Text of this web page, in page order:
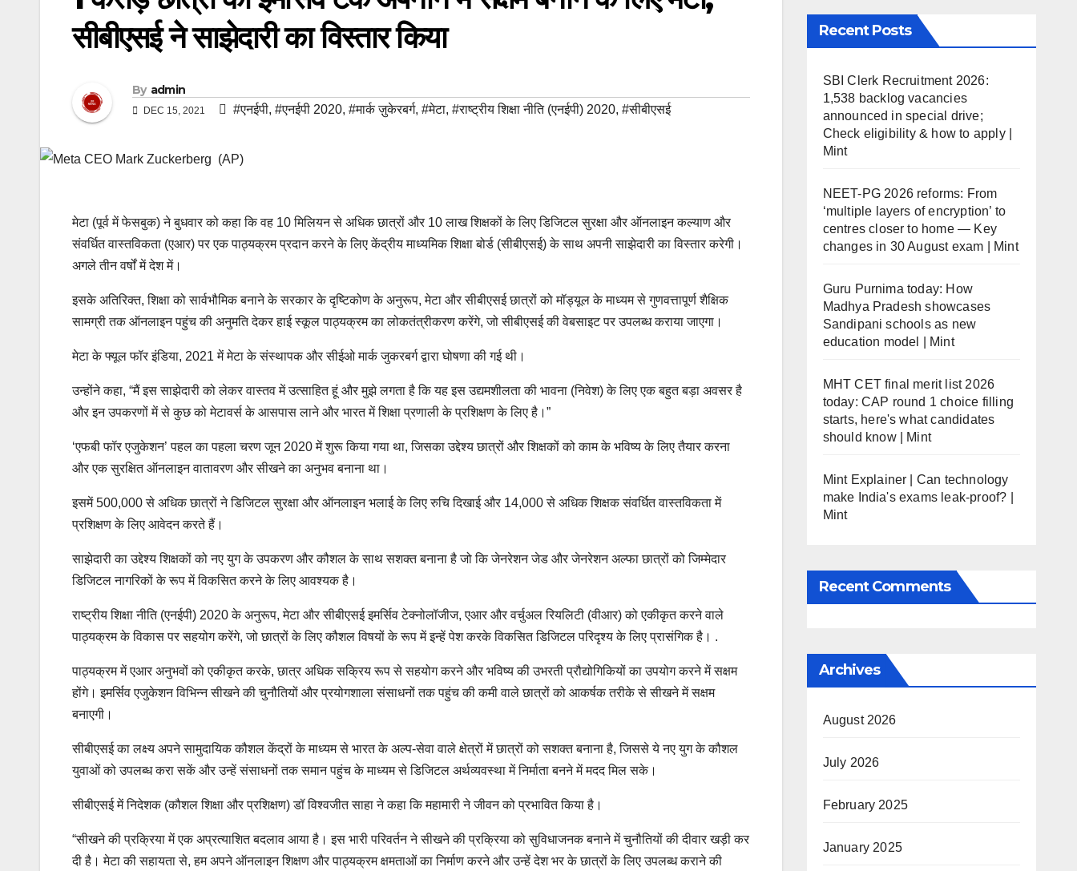
सीबीएसई ने साझेदारी का विस्तार किया
By admin
DEC 15, 2021 #एनईपी, #एनईपी 2020, #मार्क ज़ुकेरबर्ग, #मेटा, #राष्ट्रीय शिक्षा नीति (एनईपी) 2020, #सीबीएसई
मेटा (पूर्व में फेसबुक) ने बुधवार को कहा कि वह 10 मिलियन से अधिक छात्रों और 10 लाख शिक्षकों के लिए डिजिटल सुरक्षा और ऑनलाइन कल्याण और
संवर्धित वास्तविकता (एआर) पर एक पाठ्यक्रम प्रदान करने के लिए केंद्रीय माध्यमिक शिक्षा बोर्ड (सीबीएसई) के साथ अपनी साझेदारी का विस्तार करेगी।
अगले तीन वर्षों में देश में।
इसके अतिरिक्त, शिक्षा को सार्वभौमिक बनाने के सरकार के दृष्टिकोण के अनुरूप, मेटा और सीबीएसई छात्रों को मॉड्यूल के माध्यम से गुणवत्तापूर्ण शैक्षिक
सामग्री तक ऑनलाइन पहुंच की अनुमति देकर हाई स्कूल पाठ्यक्रम का लोकतंत्रीकरण करेंगे, जो सीबीएसई की वेबसाइट पर उपलब्ध कराया जाएगा।
मेटा के फ्यूल फॉर इंडिया, 2021 में मेटा के संस्थापक और सीईओ मार्क जुकरबर्ग द्वारा घोषणा की गई थी।
उन्होंने कहा, “मैं इस साझेदारी को लेकर वास्तव में उत्साहित हूं और मुझे लगता है कि यह इस उद्यमशीलता की भावना (निवेश) के लिए एक बहुत बड़ा अवसर है
और इन उपकरणों में से कुछ को मेटावर्स के आसपास लाने और भारत में शिक्षा प्रणाली के प्रशिक्षण के लिए है।”
‘एफबी फॉर एजुकेशन’ पहल का पहला चरण जून 2020 में शुरू किया गया था, जिसका उद्देश्य छात्रों और शिक्षकों को काम के भविष्य के लिए तैयार करना
और एक सुरक्षित ऑनलाइन वातावरण और सीखने का अनुभव बनाना था।
इसमें 500,000 से अधिक छात्रों ने डिजिटल सुरक्षा और ऑनलाइन भलाई के लिए रुचि दिखाई और 14,000 से अधिक शिक्षक संवर्धित वास्तविकता में
प्रशिक्षण के लिए आवेदन करते हैं।
साझेदारी का उद्देश्य शिक्षकों को नए युग के उपकरण और कौशल के साथ सशक्त बनाना है जो कि जेनरेशन जेड और जेनरेशन अल्फा छात्रों को जिम्मेदार
डिजिटल नागरिकों के रूप में विकसित करने के लिए आवश्यक है।
राष्ट्रीय शिक्षा नीति (एनईपी) 2020 के अनुरूप, मेटा और सीबीएसई इमर्सिव टेक्नोलॉजीज, एआर और वर्चुअल रियलिटी (वीआर) को एकीकृत करने वाले
पाठ्यक्रम के विकास पर सहयोग करेंगे, जो छात्रों के लिए कौशल विषयों के रूप में इन्हें पेश करके विकसित डिजिटल परिदृश्य के लिए प्रासंगिक है। .
पाठ्यक्रम में एआर अनुभवों को एकीकृत करके, छात्र अधिक सक्रिय रूप से सहयोग करने और भविष्य की उभरती प्रौद्योगिकियों का उपयोग करने में सक्षम
होंगे। इमर्सिव एजुकेशन विभिन्न सीखने की चुनौतियों और प्रयोगशाला संसाधनों तक पहुंच की कमी वाले छात्रों को आकर्षक तरीके से सीखने में सक्षम
बनाएगी।
सीबीएसई का लक्ष्य अपने सामुदायिक कौशल केंद्रों के माध्यम से भारत के अल्प-सेवा वाले क्षेत्रों में छात्रों को सशक्त बनाना है, जिससे ये नए युग के कौशल
युवाओं को उपलब्ध करा सकें और उन्हें संसाधनों तक समान पहुंच के माध्यम से डिजिटल अर्थव्यवस्था में निर्माता बनने में मदद मिल सके।
सीबीएसई में निदेशक (कौशल शिक्षा और प्रशिक्षण) डॉ विश्वजीत साहा ने कहा कि महामारी ने जीवन को प्रभावित किया है।
“सीखने की प्रक्रिया में एक अप्रत्याशित बदलाव आया है। इस भारी परिवर्तन ने सीखने की प्रक्रिया को सुविधाजनक बनाने में चुनौतियों की दीवार खड़ी कर
दी है। मेटा की सहायता से, हम अपने ऑनलाइन शिक्षण और पाठ्यक्रम क्षमताओं का निर्माण करने और उन्हें देश भर के छात्रों के लिए उपलब्ध कराने की
Recent Posts
SBI Clerk Recruitment 2026:
1,538 backlog vacancies
announced in special drive;
Check eligibility & how to apply |
Mint
NEET-PG 2026 reforms: From
‘multiple layers of encryption’ to
centres closer to home — Key
changes in 30 August exam | Mint
Guru Purnima today: How
Madhya Pradesh showcases
Sandipani schools as new
education model | Mint
MHT CET final merit list 2026
today: CAP round 1 choice filling
starts, here's what candidates
should know | Mint
Mint Explainer | Can technology
make India's exams leak-proof? |
Mint
Recent Comments
Archives
August 2026
July 2026
February 2025
January 2025